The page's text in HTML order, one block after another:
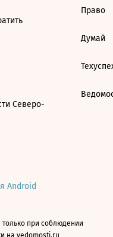
Северо-
Право
Думай
Android
при соблюдении
на vedomosti.ru